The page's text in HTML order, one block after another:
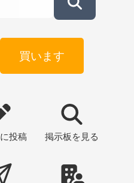
買います
に投稿 掲示板 を見る